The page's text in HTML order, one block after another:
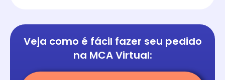
Veja como é fácil fazer seu pedido
na MCA Virtual: